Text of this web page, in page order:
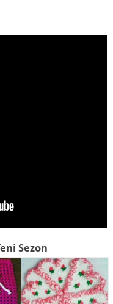
Sezon